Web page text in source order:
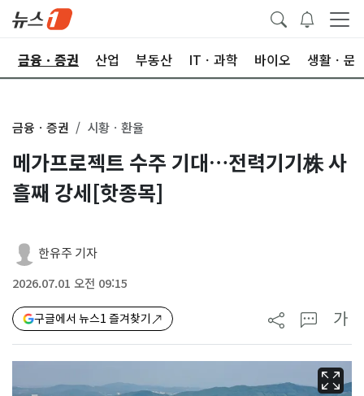
금융ㆍ증권 산업 부동산 ITㆍ과학 바이오 생활ㆍ문
금융ㆍ증권 시황ㆍ환율
메가프로젝트 수주 기대…전력기기株 사
흘째 강세[핫종목]
한유주 기자
2026.07.01 오전 09:15
구글에서 뉴스1 즐겨찾기 가